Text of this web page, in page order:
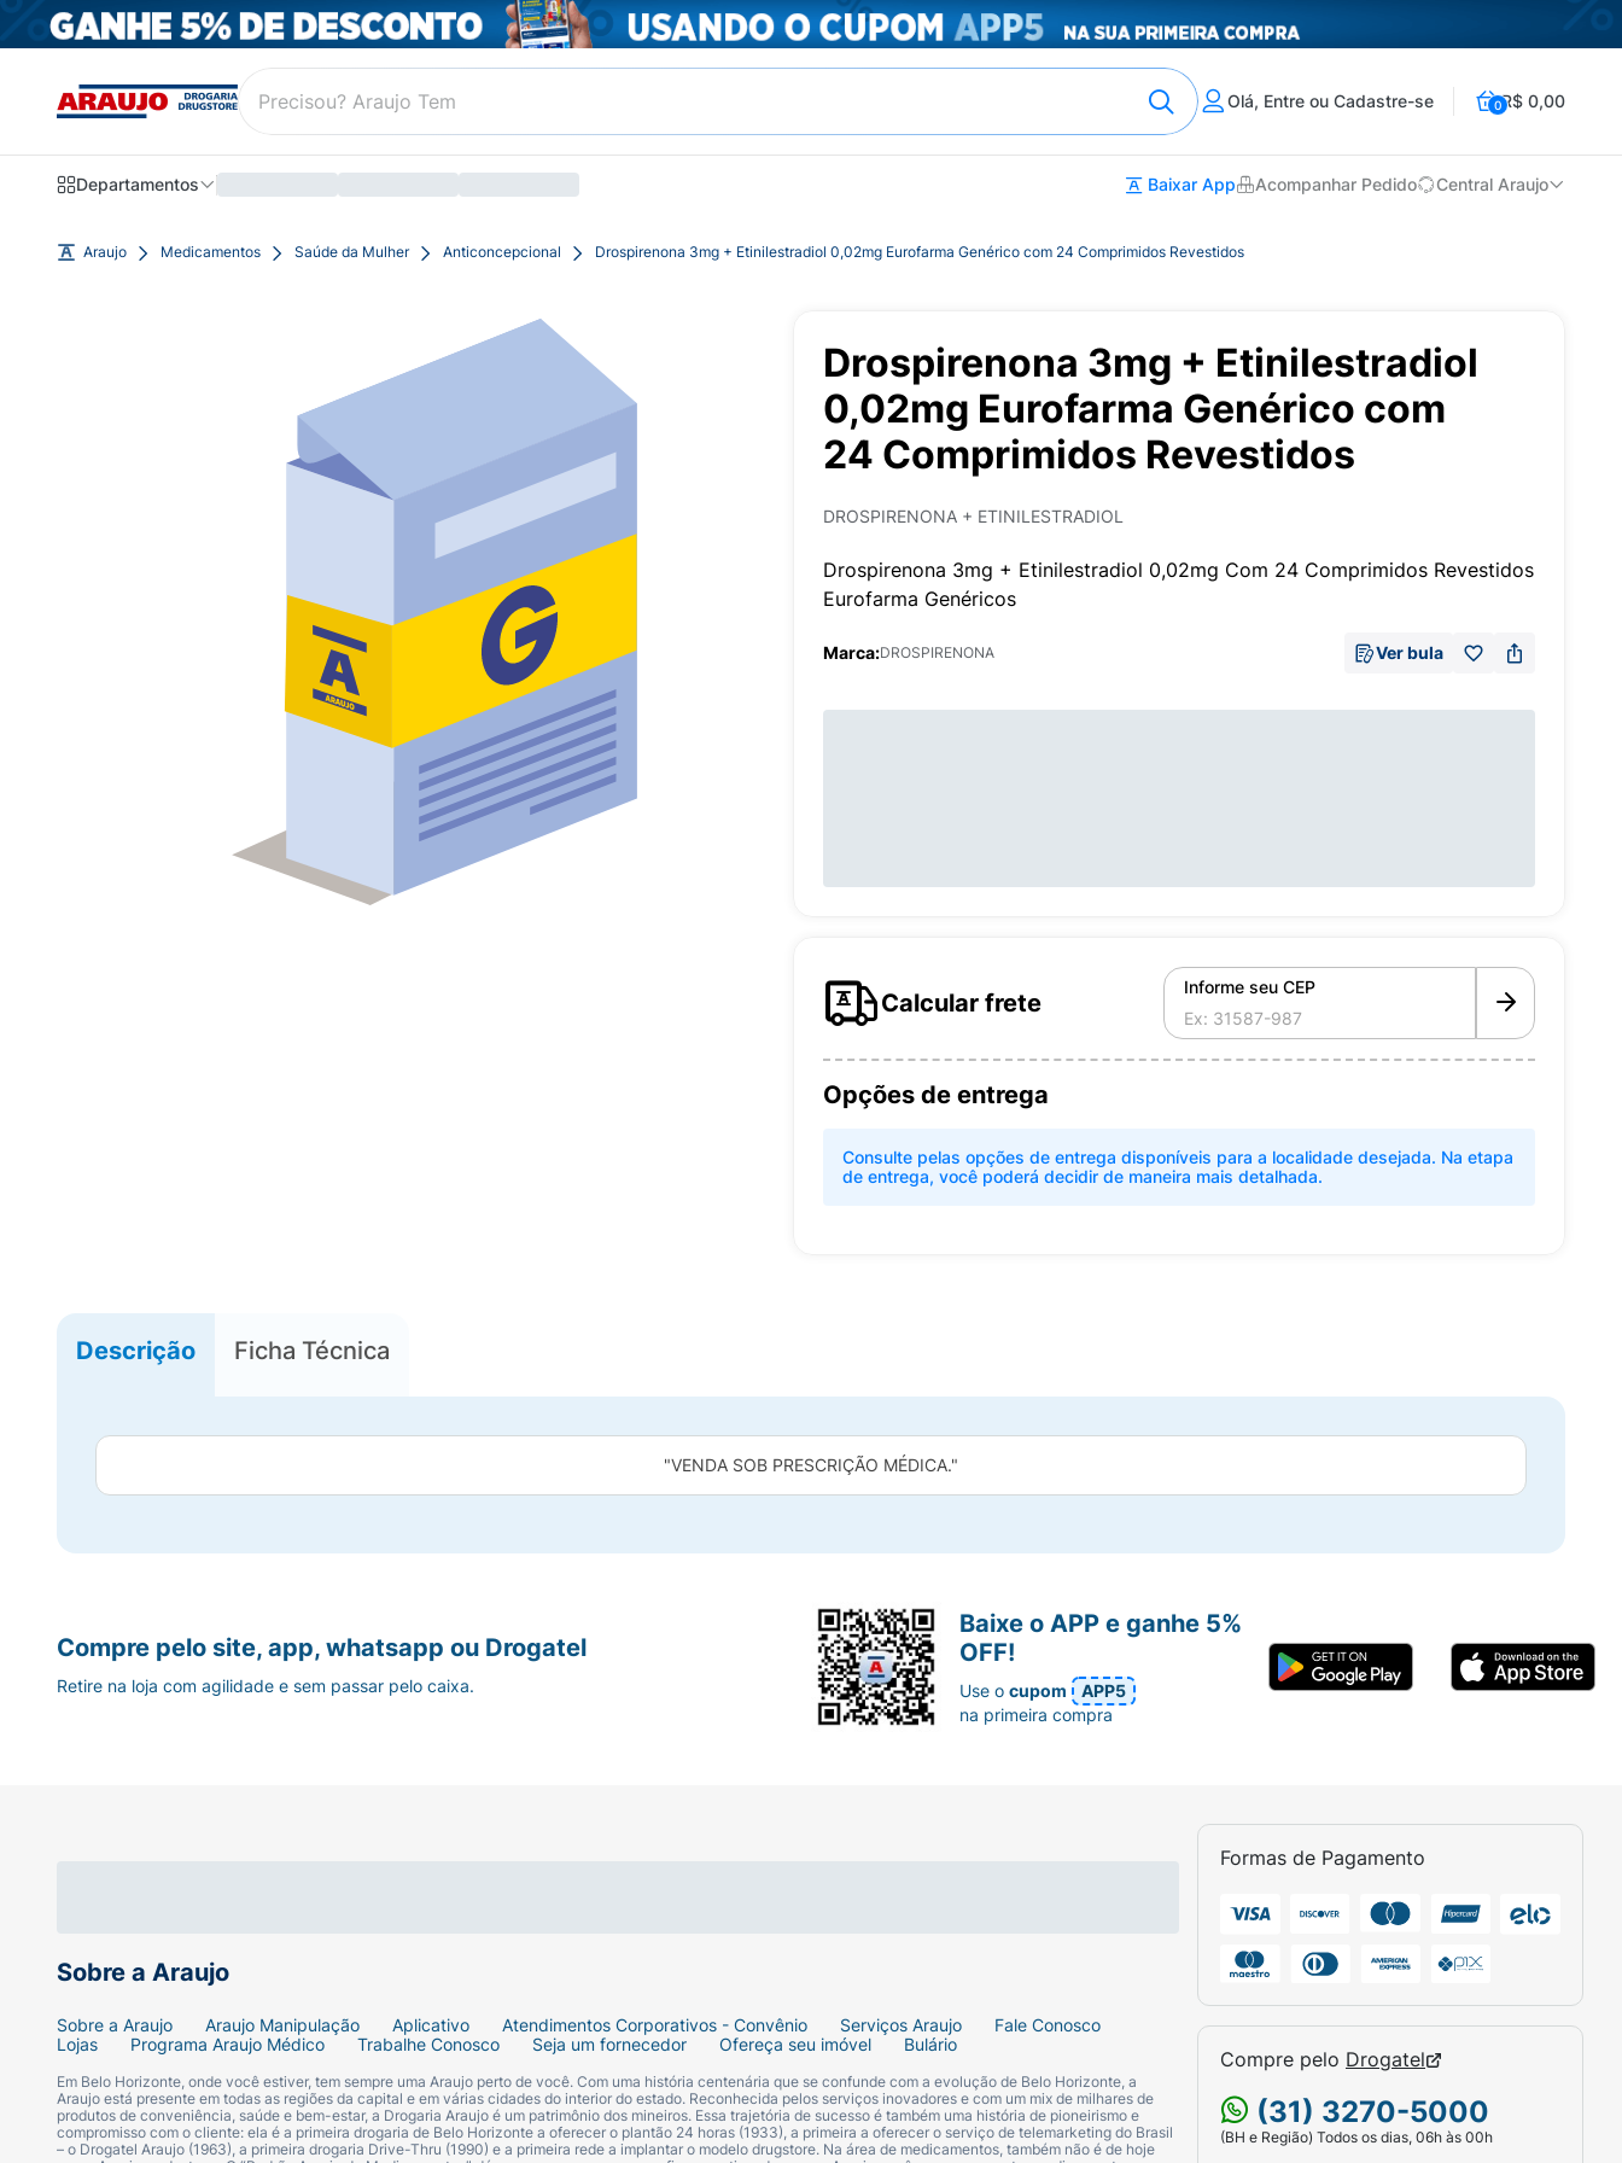
Olá, Entre ou Cadastre-se 0R$ 0,00
Departamentos Baixar App Acompanhar Pedido Central Araujo
Araujo Medicamentos Saúde da Mulher Anticoncepcional Drospirenona 3mg + Etinilestradiol 0,02mg Eurofarma Genérico com 24 Comprimidos Revestidos
Drospirenona 3mg + Etinilestradiol
0,02mg Eurofarma Genérico com
24 Comprimidos Revestidos
DROSPIRENONA + ETINILESTRADIOL
Drospirenona 3mg + Etinilestradiol 0,02mg Com 24 Comprimidos Revestidos
Eurofarma Genéricos
Marca:DROSPIRENONA Ver bula
Calcular frete
Informe seu CEP
Opções de entrega
Consulte pelas opções de entrega disponíveis para a localidade desejada. Na etapa
de entrega, você poderá decidir de maneira mais detalhada.
Descrição Ficha Técnica
"VENDA SOB PRESCRIÇÃO MÉDICA."
Sobre a Araujo
Sobre a Araujo Araujo Manipulação Aplicativo Atendimentos Corporativos - Convênio Serviços Araujo
Fale Conosco
Lojas
Programa Araujo Médico Trabalhe Conosco Seja um fornecedor Ofereça seu imóvel Bulário
Em Belo Horizonte, onde você estiver, tem sempre uma Araujo perto de você. Com uma história centenária que se confunde com a evolução de Belo Horizonte, a
Araujo está presente em todas as regiões da capital e em várias cidades do interior do estado. Reconhecida pelos serviços inovadores e com um mix de milhares de
produtos de conveniência, saúde e bem-estar, a Drogaria Araujo é um patrimônio dos mineiros. Essa trajetória de sucesso é também uma história de pioneirismo e
compromisso com o cliente: ela é a primeira drogaria de Belo Horizonte a oferecer o plantão 24 horas (1933), a primeira a oferecer o serviço de telemarketing do Brasil
– o Drogatel Araujo (1963), a primeira drogaria Drive-Thru (1990) e a primeira rede a implantar o modelo drugstore. Na área de medicamentos, também não é de hoje
Formas de Pagamento
Compre pelo Drogatel
(31) 3270-5000
(BH e Região) Todos os dias, 06h às 00h
Compre pelo site, app, whatsapp ou Drogatel
Retire na loja com agilidade e sem passar pelo caixa.
Baixe o APP e ganhe 5%
OFF!
Use ocupom
APP5
na primeira compra